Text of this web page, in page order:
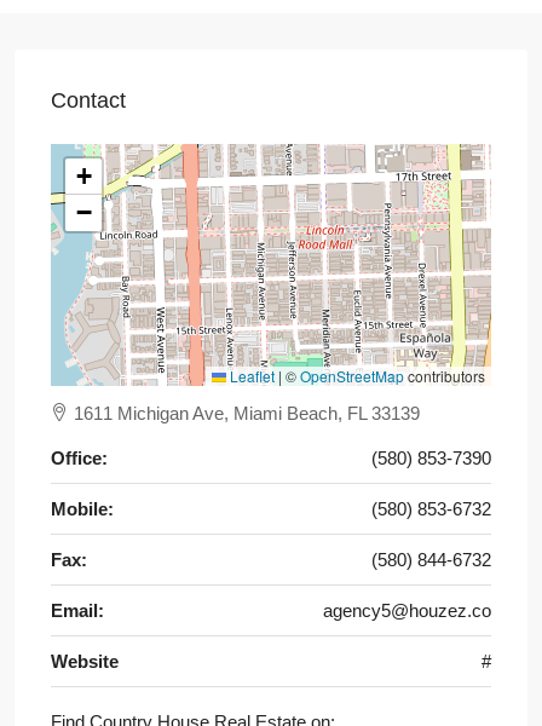
Contact
+
−
Leaflet | ©OpenStreetMapcontributors
1611 Michigan Ave, Miami Beach, FL 33139
Office: (580) 853-7390
Mobile: (580) 853-6732
Fax: (580) 844-6732
Email: agency5@houzez.co
Website #
Find Country House Real Estate on: